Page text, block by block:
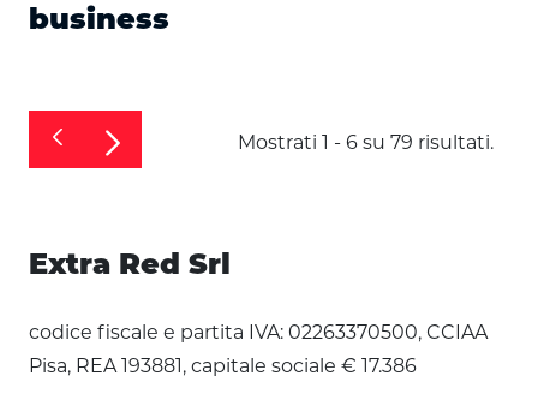
business
Mostrati 1 - 6 su 79 risultati.
Extra Red Srl
codice fiscale e partita IVA: 02263370500, CCIAA
Pisa, REA 193881, capitale sociale € 17.386